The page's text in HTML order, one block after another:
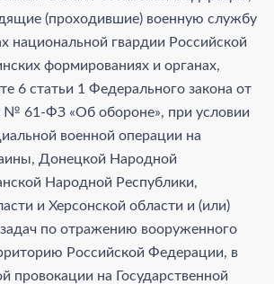
(проходившие) военную службу
национальной гвардии Российской
формированиях и органах,
6 статьи 1 Федерального закона от
№ 61-ФЗ «Об обороне», при условии
военной операции на
Донецкой Народной
Народной Республики,
и Херсонской области и (или)
по отражению вооруженного
Российской Федерации, в
провокации на Государственной